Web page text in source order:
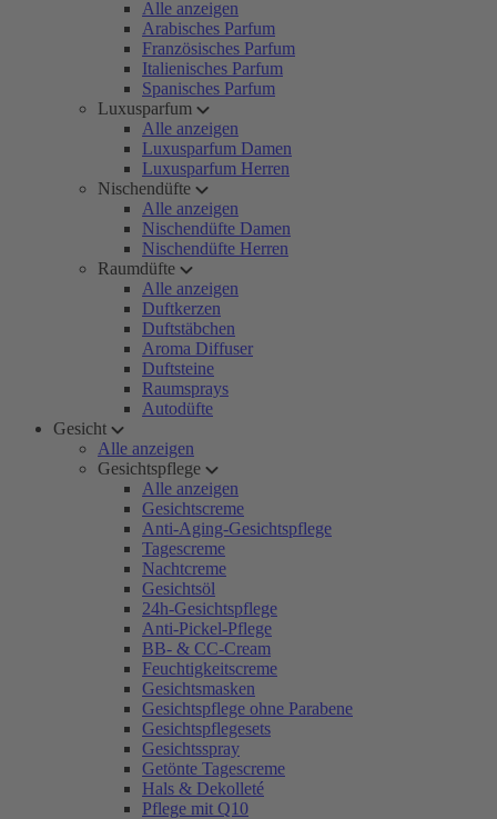
Alle anzeigen
Arabisches Parfum
Französisches Parfum
Italienisches Parfum
Spanisches Parfum
Luxusparfum
Alle anzeigen
Luxusparfum Damen
Luxusparfum Herren
Nischendüfte
Alle anzeigen
Nischendüfte Damen
Nischendüfte Herren
Raumdüfte
Alle anzeigen
Duftkerzen
Duftstäbchen
Aroma Diffuser
Duftsteine
Raumsprays
Autodüfte
Gesicht
Alle anzeigen
Gesichtspflege
Alle anzeigen
Gesichtscreme
Anti-Aging-Gesichtspflege
Tagescreme
Nachtcreme
Gesichtsöl
24h-Gesichtspflege
Anti-Pickel-Pflege
BB- & CC-Cream
Feuchtigkeitscreme
Gesichtsmasken
Gesichtspflege ohne Parabene
Gesichtspflegesets
Gesichtsspray
Getönte Tagescreme
Hals & Dekolleté
Pflege mit Q10